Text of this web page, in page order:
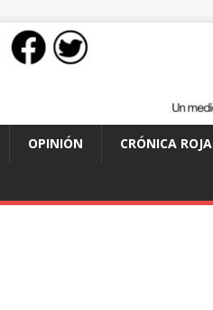
OPINIÓN CRÓNICA ROJA